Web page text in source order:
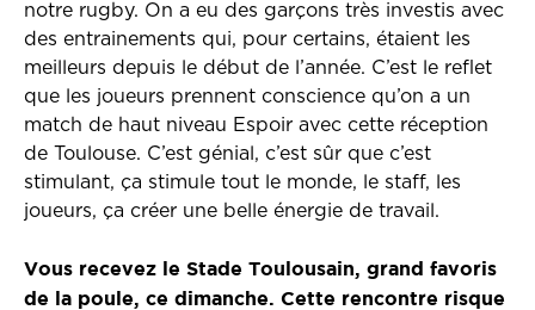
notre rugby. On a eu des garçons très investis avec
des entrainements qui, pour certains, étaient les
meilleurs depuis le début de l’année. C’est le reflet
que les joueurs prennent conscience qu’on a un
match de haut niveau Espoir avec cette réception
de Toulouse. C’est génial, c’est sûr que c’est
stimulant, ça stimule tout le monde, le staff, les
joueurs, ça créer une belle énergie de travail.
Vous recevez le Stade Toulousain, grand favoris
de la poule, ce dimanche. Cette rencontre risque